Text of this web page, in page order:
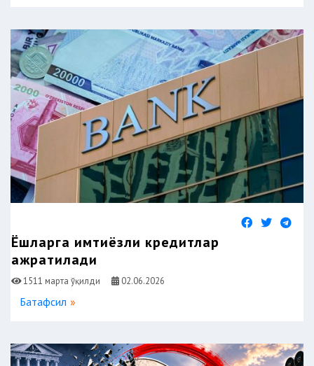
Ёшларга имтиёзли кредитлар
ажратилади
1511 марта ўқилди 02.06.2026
Батафсил